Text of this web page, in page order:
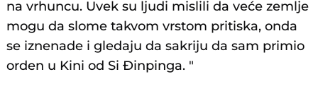
na vrhuncu. Uvek su ljudi mislili da veće zemlje
mogu da slome takvom vrstom pritiska, onda
se iznenade i gledaju da sakriju da sam primio
orden u Kini od Si Đinpinga. "